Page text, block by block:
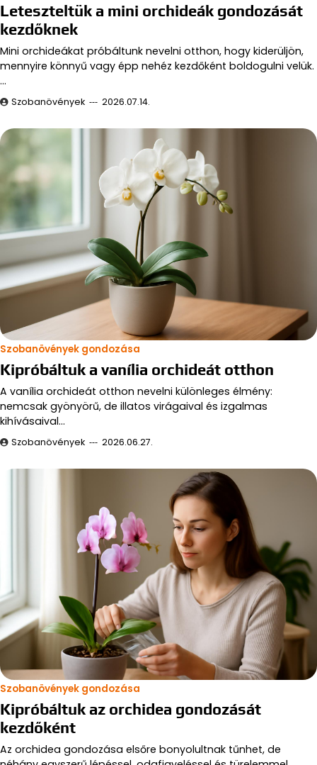
Leteszteltük a mini orchideák gondozását
kezdőknek
Mini orchideákat próbáltunk nevelni otthon, hogy kiderüljön,
mennyire könnyű vagy épp nehéz kezdőként boldogulni velük.
…
Szobanövények 2026.07.14.
Szobanövények gondozása
Kipróbáltuk a vanília orchideát otthon
A vanília orchideát otthon nevelni különleges élmény:
nemcsak gyönyörű, de illatos virágaival és izgalmas
kihívásaival…
Szobanövények 2026.06.27.
Szobanövények gondozása
Kipróbáltuk az orchidea gondozását
kezdőként
Az orchidea gondozása elsőre bonyolultnak tűnhet, de